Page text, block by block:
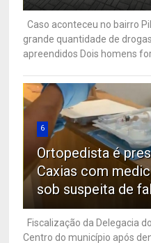
Caso aconteceu no bairro
grande quantidade de
apreendidos Dois homens
6
Ortopedista é
Caxias com
sob suspeita de
Fiscalização da Delegacia
Centro do município após